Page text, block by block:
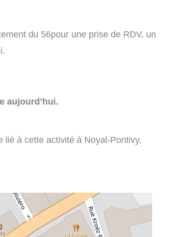
du 56pour une prise de RDV, un
aujourd’hui.
lié à cette activité à Noyal-Pontivy.